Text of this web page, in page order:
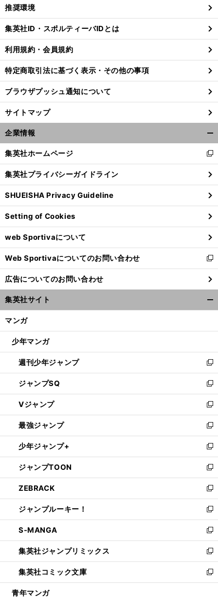
閉
る
推奨環境
集英社ID・スポルティーバIDとは
利用規約・会員規約
特定商取引法に基づく表示・その他の事項
ブラウザプッシュ通知について
サイトマップ
企業情報
閉
る
集英社ホームページ
新
し
い
ウ
ィ
ン
ド
ウ
で
開
く
集英社プライバシーガイドライン
SHUEISHA Privacy Guideline
Setting of Cookies
web Sportivaについて
Web Sportivaについてのお問い合わせ
新
し
い
ウ
ィ
ン
ウ
開
く
広告についてのお問い合わせ
集英社サイト
マンガ
少年マンガ
週刊少年ジャンプ
新
し
い
ウ
ィ
ン
ド
ウ
で
開
く
ジャンプSQ
新
し
い
ウ
ィ
ン
ド
ウ
で
開
く
Vジャンプ
新
し
い
ウ
ィ
ン
ド
ウ
で
開
く
最強ジャンプ
新
し
い
ウ
ィ
ン
ド
ウ
で
開
く
少年ジャンプ+
新
し
い
ウ
ィ
ン
ド
ウ
で
開
く
ジャンプTOON
新
し
い
ウ
ィ
ン
ド
ウ
で
開
く
ZEBRACK
新
し
い
ウ
ィ
ン
ド
ウ
で
開
ジャンプルーキー！
新
し
い
ウ
ィ
ン
ド
ウ
S-MANGA
新
し
い
ウ
ィ
ン
集英社ジャンプリミックス
新
し
い
ウ
集英社コミック文庫
新
し
青年マンガ